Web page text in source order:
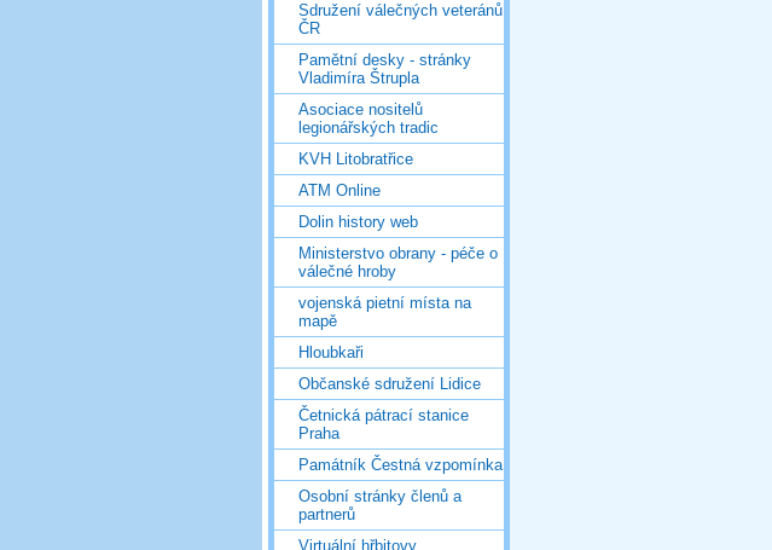
Sdružení válečných veteránů
ČR
Pamětní desky - stránky
Vladimíra Štrupla
Asociace nositelů
legionářských tradic
KVH Litobratřice
ATM Online
Dolin history web
Ministerstvo obrany - péče o
válečné hroby
vojenská pietní místa na
mapě
Hloubkaři
Občanské sdružení Lidice
Četnická pátrací stanice
Praha
Památník Čestná vzpomínka
Osobní stránky členů a
partnerů
Virtuální hřbitovy